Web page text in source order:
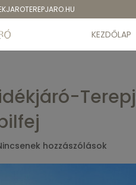
KEZDŐLAP
hozzászólások